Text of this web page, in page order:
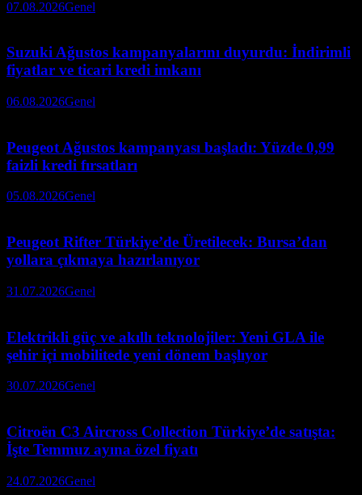
07.08.2026Genel
Suzuki Ağustos kampanyalarını duyurdu: İndirimli
fiyatlar ve ticari kredi imkanı
06.08.2026Genel
Peugeot Ağustos kampanyası başladı: Yüzde 0,99
faizli kredi fırsatları
05.08.2026Genel
Peugeot Rifter Türkiye’de Üretilecek: Bursa’dan
yollara çıkmaya hazırlanıyor
31.07.2026Genel
Elektrikli güç ve akıllı teknolojiler: Yeni GLA ile
şehir içi mobilitede yeni dönem başlıyor
30.07.2026Genel
Citroën C3 Aircross Collection Türkiye’de satışta:
İşte Temmuz ayına özel fiyatı
24.07.2026Genel